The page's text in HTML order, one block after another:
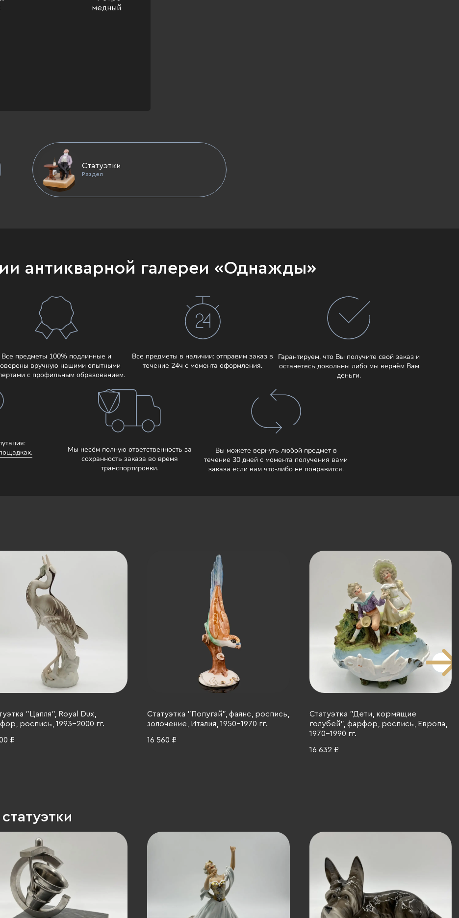
медный
Статуэтки
Раздел
антикварной галереи «Однажды»
Все предметы 100% подлинные и
вручную нашими опытными
с профильным образованием.
Все предметы в наличии: отправим заказ в
течение 24ч с момента оформления.
Гарантируем, что Вы получите свой заказ и
останетесь довольны либо мы вернём Вам
деньги.
Мы несём полную ответственность за
сохранность заказа во время
транспортировки.
Вы можете вернуть любой предмет в
течение 30 дней с момента получения вами
заказа если вам что-либо не понравится.
"Цапля", Royal Dux,
роспись, 1993-2000 гг.
₽
Статуэтка "Попугай", фаянс, роспись,
золочение, Италия, 1950-1970 гг.
16 560 ₽
Статуэтка "Дети, кормящие
голубей", фарфор, роспись, Европа,
1970-1990 гг.
16 632 ₽